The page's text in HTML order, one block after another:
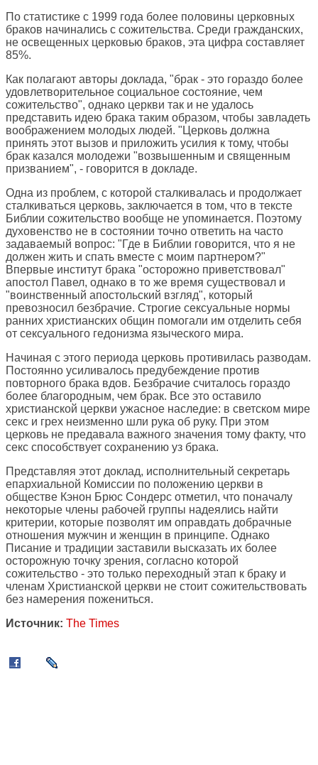
По статистике с 1999 года более половины церковных
браков начинались с сожительства. Среди гражданских,
не освещенных церковью браков, эта цифра составляет
85%.
Как полагают авторы доклада, "брак - это гораздо более
удовлетворительное социальное состояние, чем
сожительство", однако церкви так и не удалось
представить идею брака таким образом, чтобы завладеть
воображением молодых людей. "Церковь должна
принять этот вызов и приложить усилия к тому, чтобы
брак казался молодежи "возвышенным и священным
призванием", - говорится в докладе.
Одна из проблем, с которой сталкивалась и продолжает
сталкиваться церковь, заключается в том, что в тексте
Библии сожительство вообще не упоминается. Поэтому
духовенство не в состоянии точно ответить на часто
задаваемый вопрос: "Где в Библии говорится, что я не
должен жить и спать вместе с моим партнером?"
Впервые институт брака "осторожно приветствовал"
апостол Павел, однако в то же время существовал и
"воинственный апостольский взгляд", который
превозносил безбрачие. Строгие сексуальные нормы
ранних христианских общин помогали им отделить себя
от сексуального гедонизма языческого мира.
Начиная с этого периода церковь противилась разводам.
Постоянно усиливалось предубеждение против
повторного брака вдов. Безбрачие считалось гораздо
более благородным, чем брак. Все это оставило
христианской церкви ужасное наследие: в светском мире
секс и грех неизменно шли рука об руку. При этом
церковь не предавала важного значения тому факту, что
секс способствует сохранению уз брака.
Представляя этот доклад, исполнительный секретарь
епархиальной Комиссии по положению церкви в
обществе Кэнон Брюс Сондерс отметил, что поначалу
некоторые члены рабочей группы надеялись найти
критерии, которые позволят им оправдать добрачные
отношения мужчин и женщин в принципе. Однако
Писание и традиции заставили высказать их более
осторожную точку зрения, согласно которой
сожительство - это только переходный этап к браку и
членам Христианской церкви не стоит сожительствовать
без намерения пожениться.
Источник: The Times